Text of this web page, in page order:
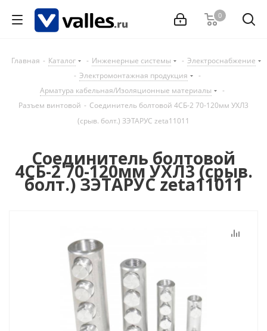
0
Главная - Каталог - Инженерные системы - Электроснабжение
- Электромонтажная продукция
-
Арматура кабельная/Изоляционные материалы
-
Разъем винтовой - Соединитель болтовой 4СБ-2 70-120мм УХЛ3
(срыв. болт.) ЗЭТАРУС zeta11011
Соединитель болтовой
4СБ-2 70-120мм УХЛ3 (срыв.
болт.) ЗЭТАРУС zeta11011